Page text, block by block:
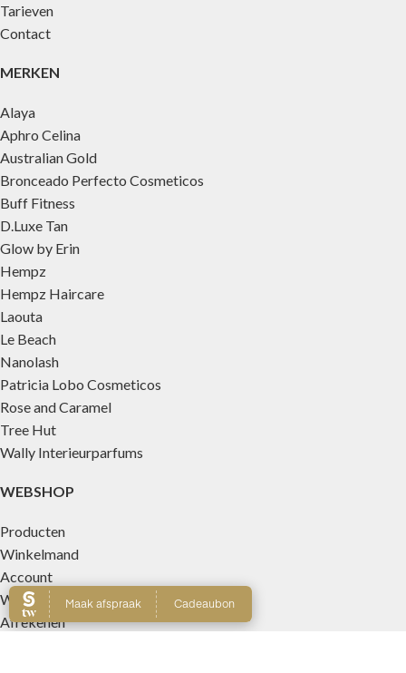
Tarieven
Contact
MERKEN
Alaya
Aphro Celina
Australian Gold
Bronceado Perfecto Cosmeticos
Buff Fitness
D.Luxe Tan
Glow by Erin
Hempz
Hempz Haircare
Laouta
Le Beach
Nanolash
Patricia Lobo Cosmeticos
Rose and Caramel
Tree Hut
Wally Interieurparfums
WEBSHOP
Producten
Winkelmand
Account
Wishlist
Afrekenen